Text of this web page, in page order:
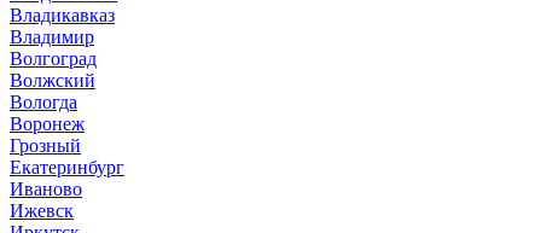
Владикавказ
Владимир
Волгоград
Волжский
Вологда
Воронеж
Грозный
Екатеринбург
Иваново
Ижевск